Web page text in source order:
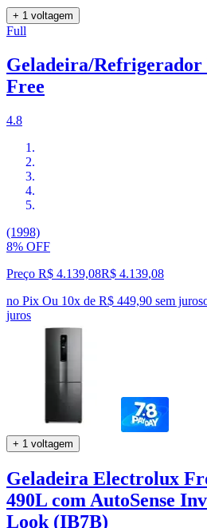
+ 1 voltagem
Full
Geladeira/
Free
4.8
(1998)
8% OFF
Preço R$ 4.139,08R$ 4.139,08
no Pix Ou 10x de R$ 449,90 sem juros
juros
+ 1 voltagem
Geladeira Electrolux
490L com AutoSense
Look (IB7B)